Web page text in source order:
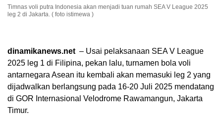
Timnas voli putra Indonesia akan menjadi tuan rumah SEA V League 2025
leg 2 di Jakarta. ( foto istimewa )
dinamikanews.net – Usai pelaksanaan SEA V League
2025 leg 1 di Filipina, pekan lalu, turnamen bola voli
antarnegara Asean itu kembali akan memasuki leg 2 yang
dijadwalkan berlangsung pada 16-20 Juli 2025 mendatang
di GOR Internasional Velodrome Rawamangun, Jakarta
Timur.